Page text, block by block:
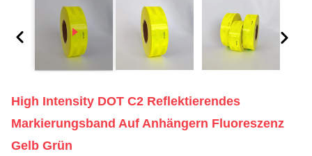
High Intensity DOT C2 Reflektierendes
Markierungsband Auf Anhängern Fluoreszenz
Gelb Grün